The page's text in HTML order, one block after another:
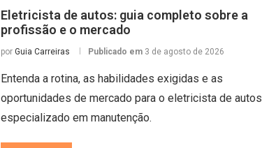
Eletricista de autos: guia completo sobre a
profissão e o mercado
por Guia Carreiras Publicado em 3 de agosto de 2026
Entenda a rotina, as habilidades exigidas e as
oportunidades de mercado para o eletricista de autos
especializado em manutenção.